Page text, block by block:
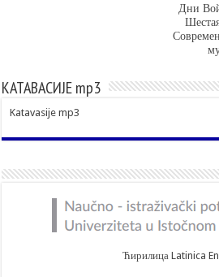
Дни
КАТАВАСИЈЕ mp3
Katavasije mp3
Ћирилица Latinica